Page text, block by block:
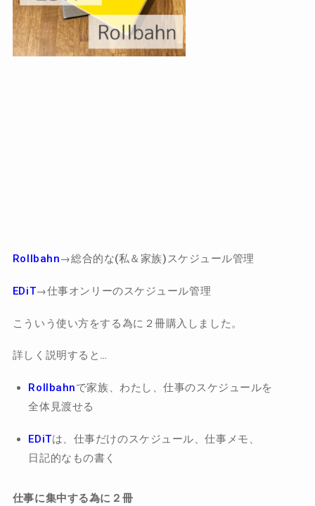
Rollbahn→総合的な(私＆家族)スケジュール管理
EDiT→仕事オンリーのスケジュール管理
こういう使い方をする為に２冊購入しました。
詳しく説明すると…
Rollbahnで家族、わたし、仕事のスケジュールを
全体見渡せる
EDiTは、仕事だけのスケジュール、仕事メモ、
日記的なもの書く
仕事に集中する為に２冊